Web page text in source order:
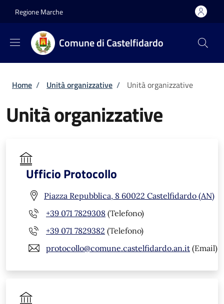
Regione Marche
Comune di Castelfidardo
Briciole di pane
Home / Unità organizzative / Unità organizzative
Unità organizzative
Ufficio Protocollo
Piazza Repubblica, 8 60022 Castelfidardo (AN)
+39 071 7829308 (Telefono)
+39 071 7829382 (Telefono)
protocollo@comune.castelfidardo.an.it (Email)